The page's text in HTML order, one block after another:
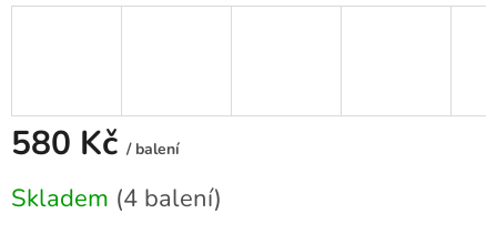
580 Kč / balení
cena:
Skladem (4 balení)